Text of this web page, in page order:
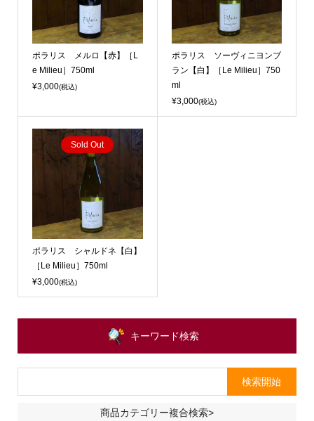
ポラリス メルロ【赤】［L
e Milieu］750ml
¥3,000(税込)
ポラリス ソーヴィニヨンブ
ラン【白】［Le Milieu］750
ml
¥3,000(税込)
Sold Out
ポラリス シャルドネ【白】
［Le Milieu］750ml
¥3,000(税込)
キーワード検索
商品カテゴリー複合検索>